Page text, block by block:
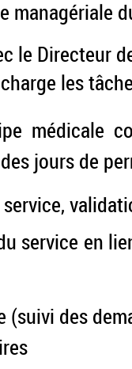
managériale
le Directeur
les
médicale
jours de
service en
des